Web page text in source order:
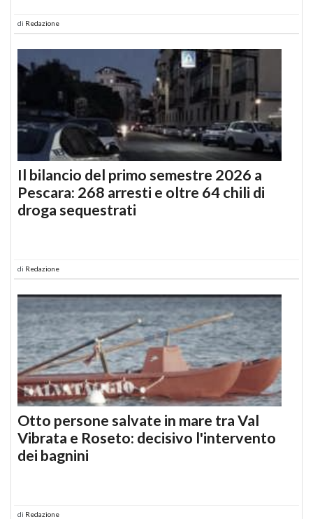
di Redazione
Il bilancio del primo semestre 2026 a
Pescara: 268 arresti e oltre 64 chili di
droga sequestrati
di Redazione
Otto persone salvate in mare tra Val
Vibrata e Roseto: decisivo l'intervento
dei bagnini
di Redazione